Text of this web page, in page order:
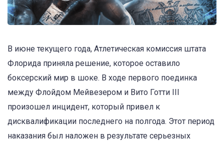
В июне текущего года, Атлетическая комиссия штата
Флорида приняла решение, которое оставило
боксерский мир в шоке. В ходе первого поединка
между Флойдом Мейвезером и Вито Готти III
произошел инцидент, который привел к
дисквалификации последнего на полгода. Этот период
наказания был наложен в результате серьезных